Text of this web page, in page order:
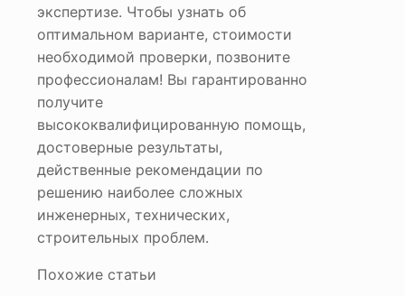
экспертизе. Чтобы узнать об
оптимальном варианте, стоимости
необходимой проверки, позвоните
профессионалам! Вы гарантированно
получите
высококвалифицированную помощь,
достоверные результаты,
действенные рекомендации по
решению наиболее сложных
инженерных, технических,
строительных проблем.
Похожие статьи